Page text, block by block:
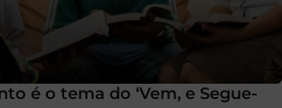
é o tema do ‘Vem, e Segue-